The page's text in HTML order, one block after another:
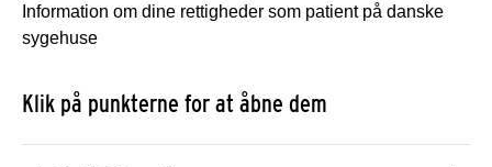
Information om dine rettigheder som patient på danske
sygehuse
Klik på punkterne for at åbne dem